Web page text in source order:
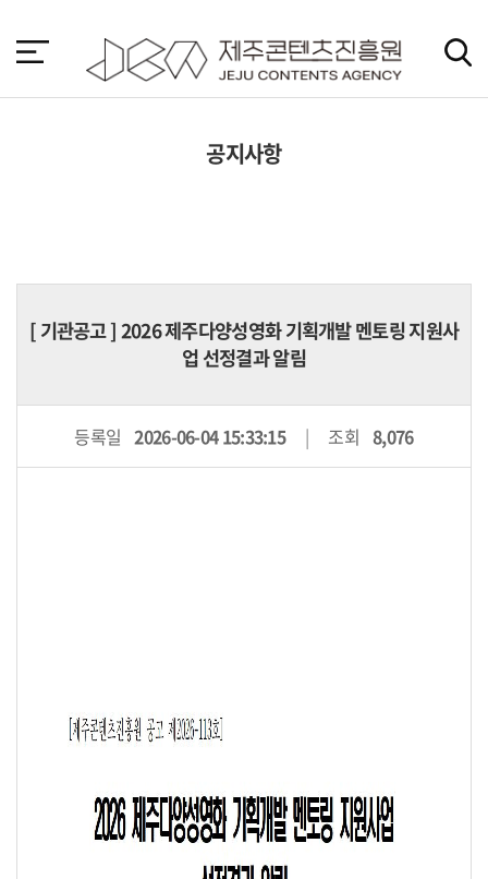
바
가
공지사항
[기관공고] 2026 제주다양성영화 기획개발 멘토링 지원사
업 선정결과 알림
등록일 2026-06-04 15:33:15 조회 8,076